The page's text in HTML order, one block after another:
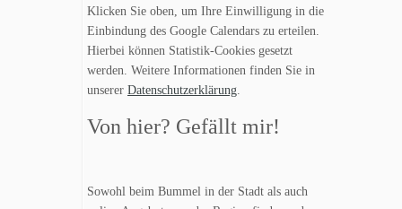
Klicken Sie oben, um Ihre Einwilligung in die
Einbindung des Google Calendars zu erteilen.
Hierbei können Statistik-Cookies gesetzt
werden. Weitere Informationen finden Sie in
unserer Datenschutzerklärung.
Von hier? Gefällt mir!
Sowohl beim Bummel in der Stadt als auch